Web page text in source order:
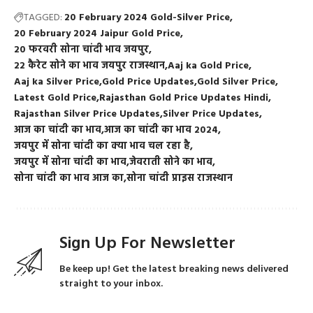
TAGGED: 20 February 2024 Gold-Silver Price
20 February 2024 Jaipur Gold Price
20 फरवरी सोना चांदी भाव जयपुर
22 कैरेट सोने का भाव जयपुर राजस्थानAaj ka Gold Price
Aaj ka Silver Price Gold Price Updates Gold Silver Price
Latest Gold Price Rajasthan Gold Price Updates Hindi
Rajasthan Silver Price Updates Silver Price Updates
आज का चांदी का भावआज का चांदी का भाव 2024
जयपुर में सोना चांदी का क्या भाव चल रहा है
जयपुर में सोना चांदी का भावजेवराती सोने का भाव
सोना चांदी का भाव आज कासोना चांदी प्राइस राजस्थान
Sign Up For Newsletter
Be keep up! Get the latest breaking news delivered
straight to your inbox.